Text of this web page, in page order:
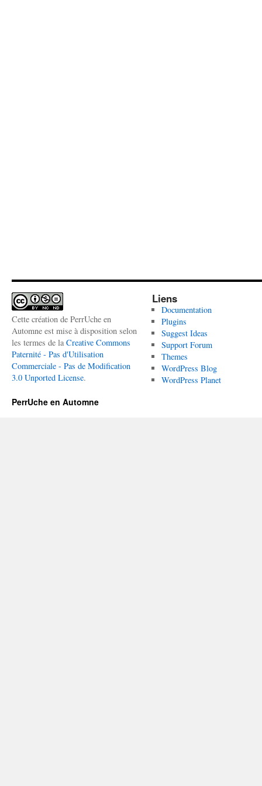
Cette création de PerrUche en
Automne est mise à disposition selon
les termes de la Creative Commons
Paternité - Pas d'Utilisation
Commerciale - Pas de Modification
3.0 Unported License.
Liens
Documentation
Plugins
Suggest Ideas
Support Forum
Themes
WordPress Blog
WordPress Planet
PerrUche en Automne